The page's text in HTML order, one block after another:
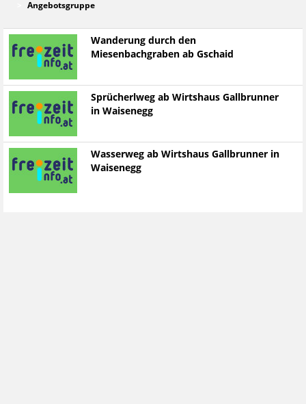
Angebotsgruppe
Wanderung durch den
Miesenbachgraben ab Gschaid
Sprücherlweg ab Wirtshaus Gallbrunner
in Waisenegg
Wasserweg ab Wirtshaus Gallbrunner in
Waisenegg